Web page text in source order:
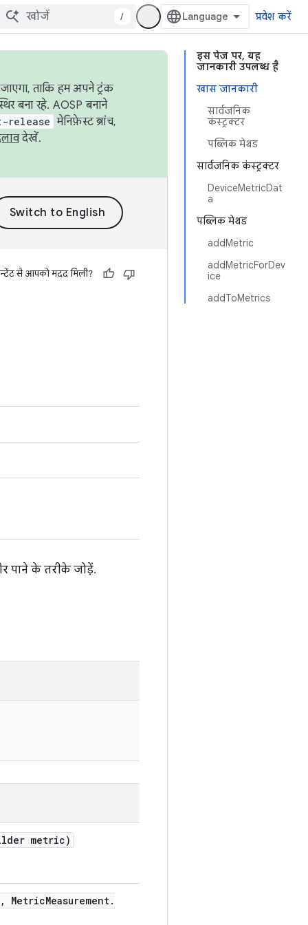
/ प्रवेश करें
इस पेज पर, यह
जानकारी उपलब्ध है
खास जानकारी
सार्वजनिक
कंस्ट्रक्टर
पब्लिक मेथड
सार्वजनिक कंस्ट्रक्टर
DeviceMetricDat
a
पब्लिक मेथड
addMetric
addMetricForDev
ice
addToMetrics
ताकि हम अपने ट्रंक
बना रहे. AOSP बनाने
release मेनिफ़ेस्ट ब्रांच,
देखें.
से आपको मदद मिली?
पाने के तरीके जोड़ें.
metric)
, MetricMeasurement.